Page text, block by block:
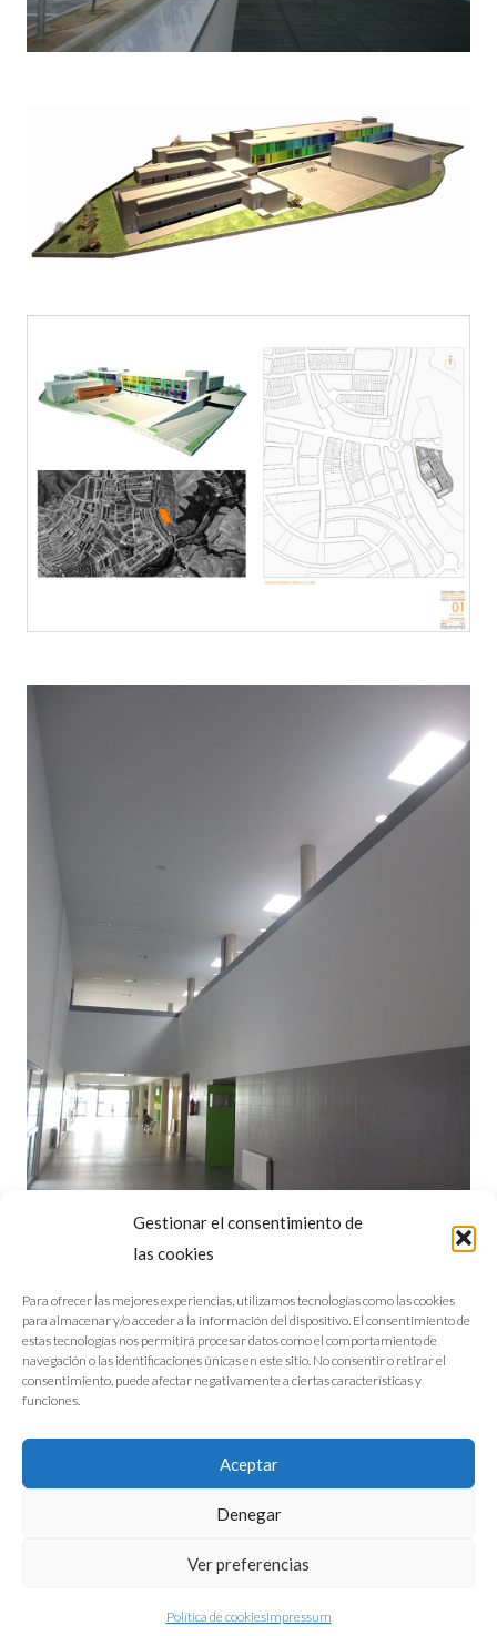
Gestionar el consentimiento de
las cookies
Para ofrecer las mejores experiencias, utilizamos tecnologías como las cookies
para almacenar y/o acceder a la información del dispositivo. El consentimiento de
estas tecnologías nos permitirá procesar datos como el comportamiento de
navegación o las identificaciones únicas en este sitio. No consentir o retirar el
consentimiento, puede afectar negativamente a ciertas características y
funciones.
Aceptar
Denegar
Ver preferencias
Política de cookiesImpressum
©2026 M. Escanciano Arquitectos
Política de cookies